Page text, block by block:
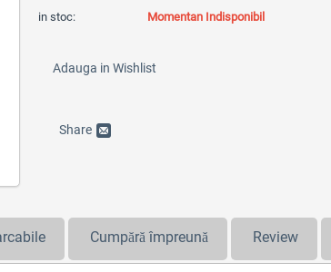
in stoc:
Momentan Indisponibil
Adauga in Wishlist
Share
Cumpără împreună Review